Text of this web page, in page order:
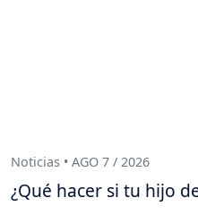
Noticias • AGO 7 / 2026
¿Qué hacer si tu hijo